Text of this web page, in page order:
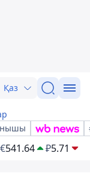
Қаз
€541.64 ₽5.71